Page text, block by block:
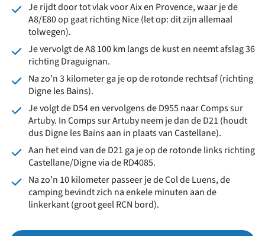
Je rijdt door tot vlak voor Aix en Provence, waar je de
A8/E80 op gaat richting Nice (let op: dit zijn allemaal
tolwegen).
Je vervolgt de A8 100 km langs de kust en neemt afslag 36
richting Draguignan.
Na zo’n 3 kilometer ga je op de rotonde rechtsaf (richting
Digne les Bains).
Je volgt de D54 en vervolgens de D955 naar Comps sur
Artuby. In Comps sur Artuby neem je dan de D21 (houdt
dus Digne les Bains aan in plaats van Castellane).
Aan het eind van de D21 ga je op de rotonde links richting
Castellane/Digne via de RD4085.
Na zo’n 10 kilometer passeer je de Col de Luens, de
camping bevindt zich na enkele minuten aan de
linkerkant (groot geel RCN bord).